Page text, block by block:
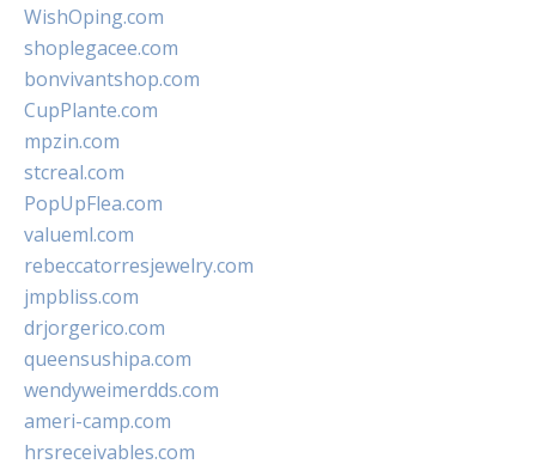
WishOping.com
shoplegacee.com
bonvivantshop.com
CupPlante.com
mpzin.com
stcreal.com
PopUpFlea.com
valueml.com
rebeccatorresjewelry.com
jmpbliss.com
drjorgerico.com
queensushipa.com
wendyweimerdds.com
ameri-camp.com
hrsreceivables.com